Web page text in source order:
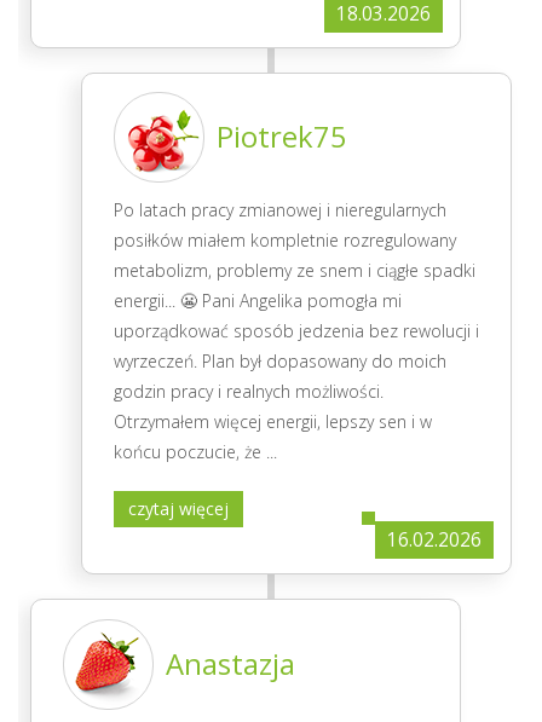
18.03.2026
Piotrek75
Po latach pracy zmianowej i nieregularnych
posiłków miałem kompletnie rozregulowany
metabolizm, problemy ze snem i ciągłe spadki
energii... 😬 Pani Angelika pomogła mi
uporządkować sposób jedzenia bez rewolucji i
wyrzeczeń. Plan był dopasowany do moich
godzin pracy i realnych możliwości.
Otrzymałem więcej energii, lepszy sen i w
końcu poczucie, że ...
czytaj więcej
16.02.2026
Anastazja